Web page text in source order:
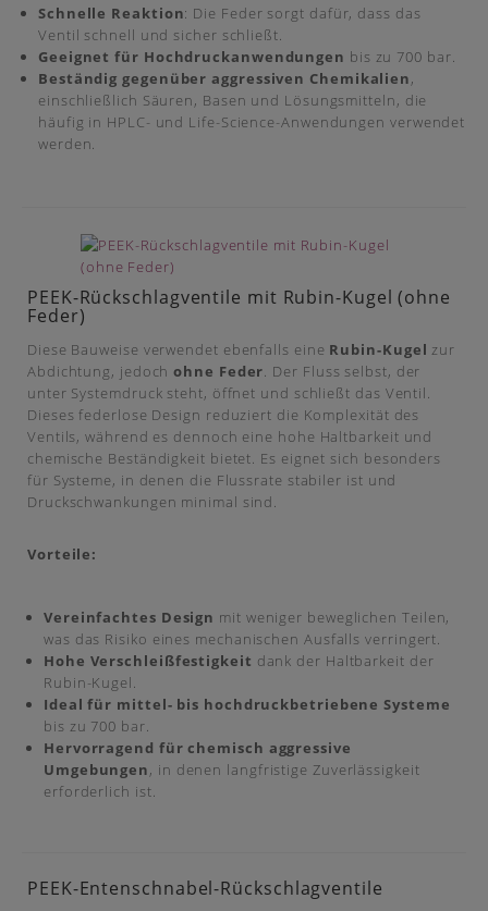
Schnelle Reaktion: Die Feder sorgt dafür, dass das
Ventil schnell und sicher schließt.
Geeignet für Hochdruckanwendungen bis zu 700 bar.
Beständig gegenüber aggressiven Chemikalien,
einschließlich Säuren, Basen und Lösungsmitteln, die
häufig in HPLC- und Life-Science-Anwendungen verwendet
werden.
PEEK-Rückschlagventile mit Rubin-Kugel (ohne
Feder)
Diese Bauweise verwendet ebenfalls eine Rubin-Kugel zur
Abdichtung, jedochohne Feder. Der Fluss selbst, der
unter Systemdruck steht, öffnet und schließt das Ventil.
Dieses federlose Design reduziert die Komplexität des
Ventils, während es dennoch eine hohe Haltbarkeit und
chemische Beständigkeit bietet. Es eignet sich besonders
für Systeme, in denen die Flussrate stabiler ist und
Druckschwankungen minimal sind.
Vorteile:
Vereinfachtes Design mit weniger beweglichen Teilen,
was das Risiko eines mechanischen Ausfalls verringert.
Hohe Verschleißfestigkeit dank der Haltbarkeit der
Rubin-Kugel.
Ideal für mittel- bis hochdruckbetriebene Systeme
bis zu 700 bar.
Hervorragend für chemisch aggressive
Umgebungen, in denen langfristige Zuverlässigkeit
erforderlich ist.
PEEK-Entenschnabel-Rückschlagventile